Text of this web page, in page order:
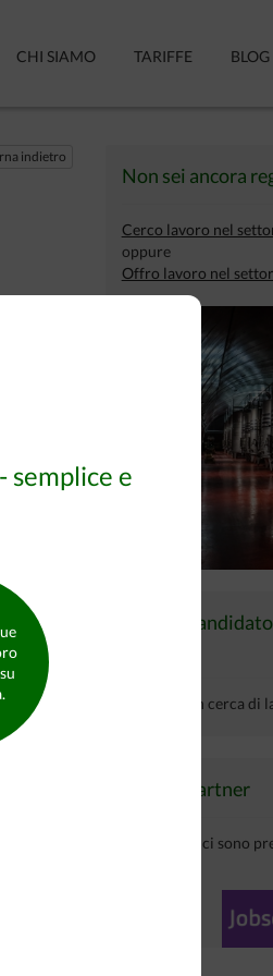
CHI SIAMO TARIFFE BLOG
indietro
Non sei ancora
Cerco lavoro nel
oppure
Offro lavoro nel
Trova il
Candidati in cerca di
I nostri partner
I tuoi annunci sono
semplice e